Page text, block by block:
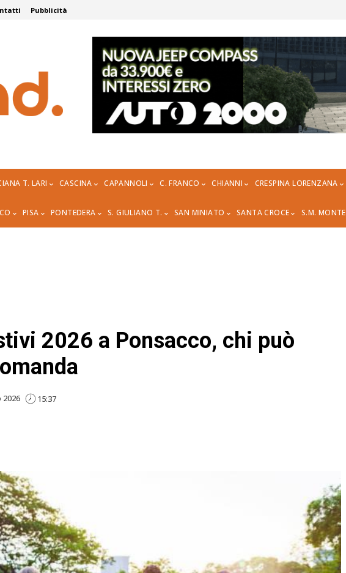
Pubblicità
T. LARI CASCINA CAPANNOLI C. FRANCO CHIANNI CRESPINA LORENZANA
PISA PONTEDERA S. GIULIANO T. SAN MINIATO SANTA CROCE S.M. MONTE
2026 a Ponsacco, chi può
2026 15:37